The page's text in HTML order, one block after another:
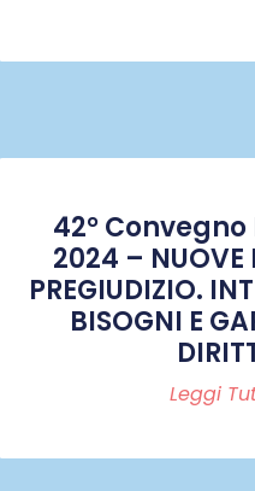
42°
2024 – NUOVE
PREGIUDIZIO.
BISOGNI E
Leggi